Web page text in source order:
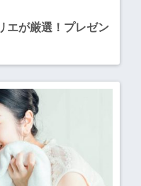
エが厳選！プレゼン